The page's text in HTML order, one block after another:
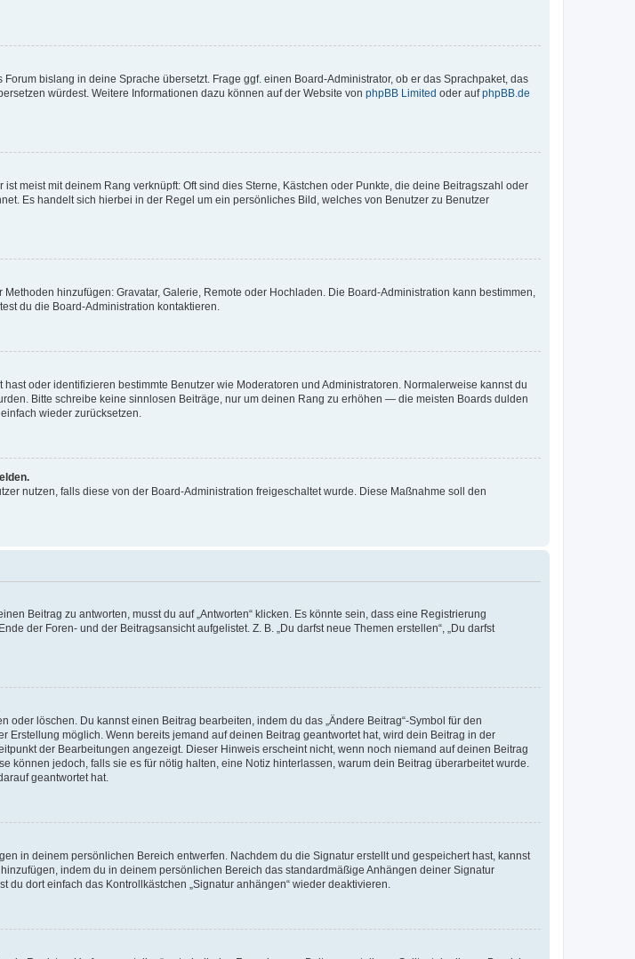
bislang in deine Sprache übersetzt. Frage ggf. einen Board-Administrator, ob er das Sprachpaket, das
würdest. Weitere Informationen dazu können auf der Website von phpBB Limited oder aufphpBB.de
meist mit deinem Rang verknüpft: Oft sind dies Sterne, Kästchen oder Punkte, die deine Beitragszahl oder
Es handelt sich hierbei in der Regel um ein persönliches Bild, welches von Benutzer zu Benutzer
hinzufügen: Gravatar, Galerie, Remote oder Hochladen. Die Board-Administration kann bestimmen,
du die Board-Administration kontaktieren.
oder identifizieren bestimmte Benutzer wie Moderatoren und Administratoren. Normalerweise kannst du
Bitte schreibe keine sinnlosen Beiträge, nur um deinen Rang zu erhöhen — die meisten Boards dulden
wieder zurücksetzen.
nutzen, falls diese von der Board-Administration freigeschaltet wurde. Diese Maßnahme soll den
Beitrag zu antworten, musst du auf „Antworten“ klicken. Es könnte sein, dass eine Registrierung
der Foren- und der Beitragsansicht aufgelistet. Z. B. „Du darfst neue Themen erstellen“, „Du darfst
löschen. Du kannst einen Beitrag bearbeiten, indem du das „Ändere Beitrag“-Symbol für den
möglich. Wenn bereits jemand auf deinen Beitrag geantwortet hat, wird dein Beitrag in der
der Bearbeitungen angezeigt. Dieser Hinweis erscheint nicht, wenn noch niemand auf deinen Beitrag
jedoch, falls sie es für nötig halten, eine Notiz hinterlassen, warum dein Beitrag überarbeitet wurde.
geantwortet hat.
in deinem persönlichen Bereich entwerfen. Nachdem du die Signatur erstellt und gespeichert hast, kannst
indem du in deinem persönlichen Bereich das standardmäßige Anhängen deiner Signatur
dort einfach das Kontrollkästchen „Signatur anhängen“ wieder deaktivieren.